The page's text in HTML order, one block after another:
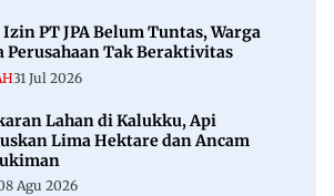
PT JPA Belum Tuntas, Warga
Perusahaan Tak Beraktivitas
31 Jul 2026
Lahan di Kalukku, Api
Lima Hektare dan Ancam
Agu 2026